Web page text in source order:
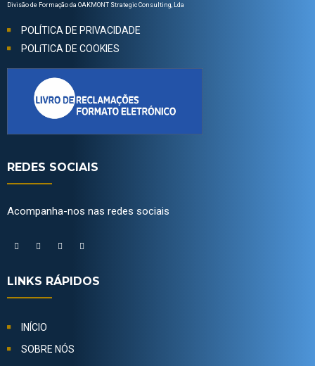
Divisão de Formação da OAKMONT Strategic Consulting, Lda
POLÍTICA DE PRIVACIDADE
POLíTICA DE COOKIES
REDES SOCIAIS
Acompanha-nos nas redes sociais
LINKS RÁPIDOS
INÍCIO
SOBRE NÓS